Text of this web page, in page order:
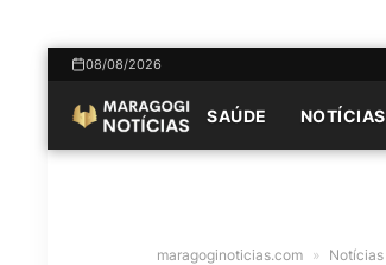
08/08/2026
SAÚDE NOTÍCIAS
maragoginoticias.com » Notícias